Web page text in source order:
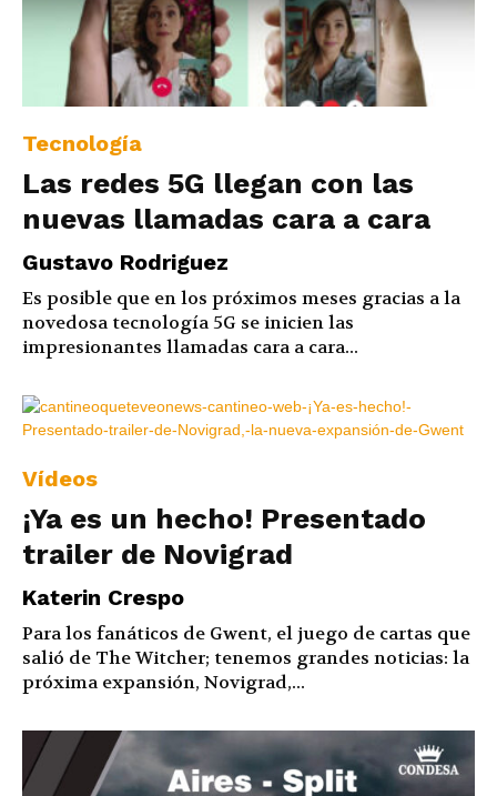
Tecnología
Las redes 5G llegan con las
nuevas llamadas cara a cara
Gustavo Rodriguez
Es posible que en los próximos meses gracias a la
novedosa tecnología 5G se inicien las
impresionantes llamadas cara a cara...
Vídeos
¡Ya es un hecho! Presentado
trailer de Novigrad
Katerin Crespo
Para los fanáticos de Gwent, el juego de cartas que
salió de The Witcher; tenemos grandes noticias: la
próxima expansión, Novigrad,...